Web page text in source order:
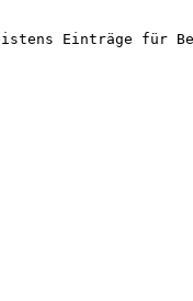
Einträge für